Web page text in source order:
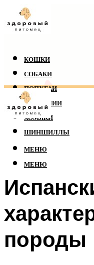
КОШКИ
СОБАКИ
ПОПУГАИ
РЕПТИЛИИ
ХОМЯКИ
ШИНШИЛЛЫ
МЕНЮ
МЕНЮ
породы